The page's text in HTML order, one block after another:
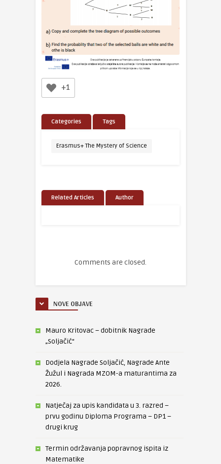
+1
Categories Tags
Erasmus+ The Mystery of Science
Related Articles Author
Comments are closed.
NOVE OBJAVE
Mauro Kritovac – dobitnik Nagrade
„Soljačić“
Dodjela Nagrade Soljačić, Nagrade Ante
Žužul i Nagrada MZOM-a maturantima za
2026.
Natječaj za upis kandidata u 3. razred –
prvu godinu Diploma Programa – DP1 –
drugi krug
Termin održavanja popravnog ispita iz
Matematike